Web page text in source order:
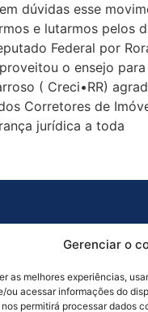
Gerenciar o
as melhores experiências,
ou acessar informações do
permitirá processar dados
dúvidas esse
e lutarmos pelos
Federal por
o ensejo para
( Creci•RR)
Corretores de
jurídica a toda
Ouvidoria
Licitações